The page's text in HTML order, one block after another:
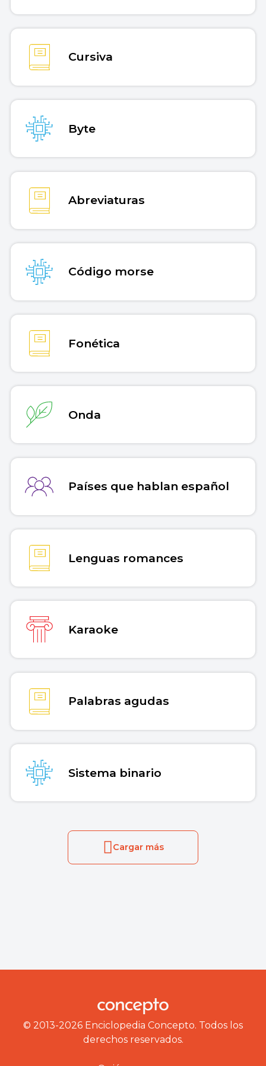
Cursiva
Byte
Abreviaturas
Código morse
Fonética
Onda
Países que hablan español
Lenguas romances
Karaoke
Palabras agudas
Sistema binario
Cargar más
© 2013-2026 Enciclopedia Concepto. Todos los
derechos reservados.